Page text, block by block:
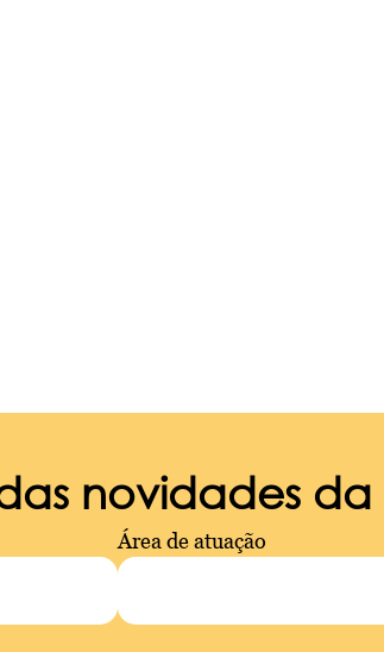
novidades
Área de atuação